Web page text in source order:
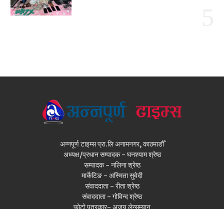
अन्नपूर्ण टाइम्स प्रा.लि अनामनगर, काठमाडौँ
अध्यक्ष/प्रधान सम्पादक - घनश्याम श्रेष्ठ
सम्पादक - नलिना श्रेष्ठ
मार्केटिङ - अस्मिता सुवेदी
संवाददाता - रीता श्रेष्ठ
संवाददाता - गोविन्द श्रेष्ठ
फोटो पत्रकार- अजय लेन्सम्यान